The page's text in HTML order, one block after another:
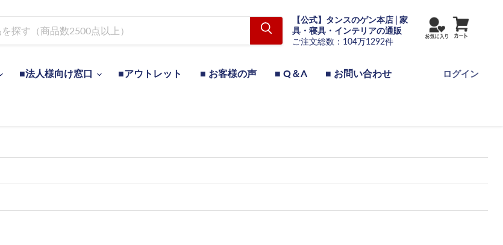
【公式】タンスのゲン本店 | 家
具・寝具・インテリアの通販
ご注文総数：104万1292件
■法人様向け窓口 ■アウトレット ■ お客様の声 ■ Q＆A ■ お問い合わせ ログイン